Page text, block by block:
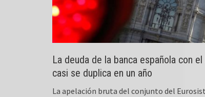
La deuda de la banca española con el
casi se duplica en un año
La apelación bruta del conjunto del